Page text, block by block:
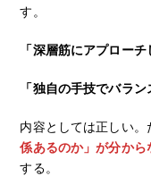
す。
「深層筋にアプローチ
「独自の手技でバラン
内容としては正しい。
係あるのか」が分から
する。